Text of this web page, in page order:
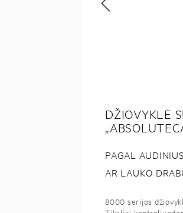
DŽIOVYKLĖ
PAGAL
AR LAUKO
8000 serijos